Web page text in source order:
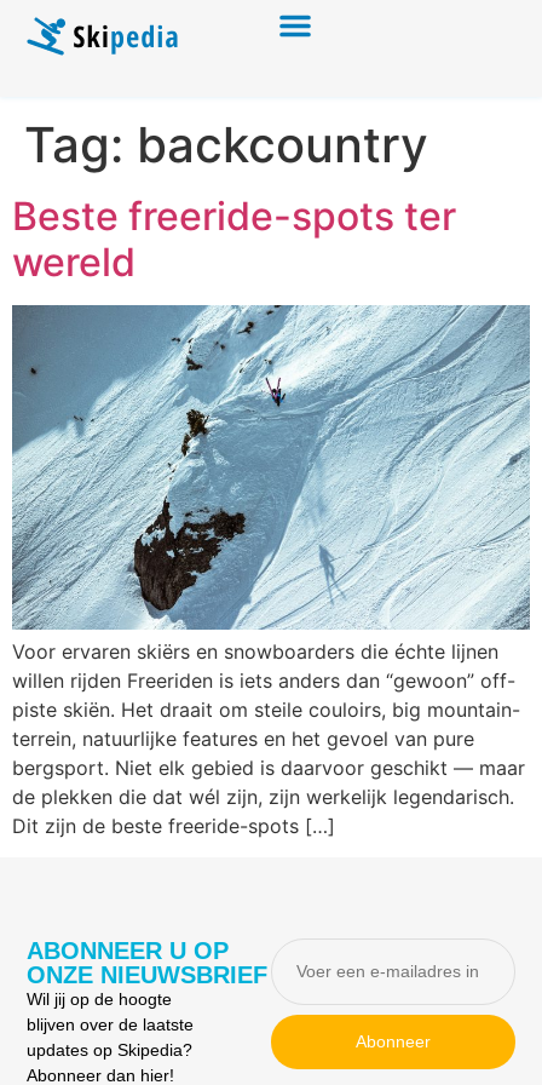
Tag: backcountry
Beste freeride-spots ter
wereld
Voor ervaren skiërs en snowboarders die échte lijnen
willen rijden Freeriden is iets anders dan “gewoon” off-
piste skiën. Het draait om steile couloirs, big mountain-
terrein, natuurlijke features en het gevoel van pure
bergsport. Niet elk gebied is daarvoor geschikt — maar
de plekken die dat wél zijn, zijn werkelijk legendarisch.
Dit zijn de beste freeride-spots […]
ABONNEER U OP
ONZE NIEUWSBRIEF
Wil jij op de hoogte
blijven over de laatste
updates op Skipedia?
Abonneer dan hier!
Abonneer